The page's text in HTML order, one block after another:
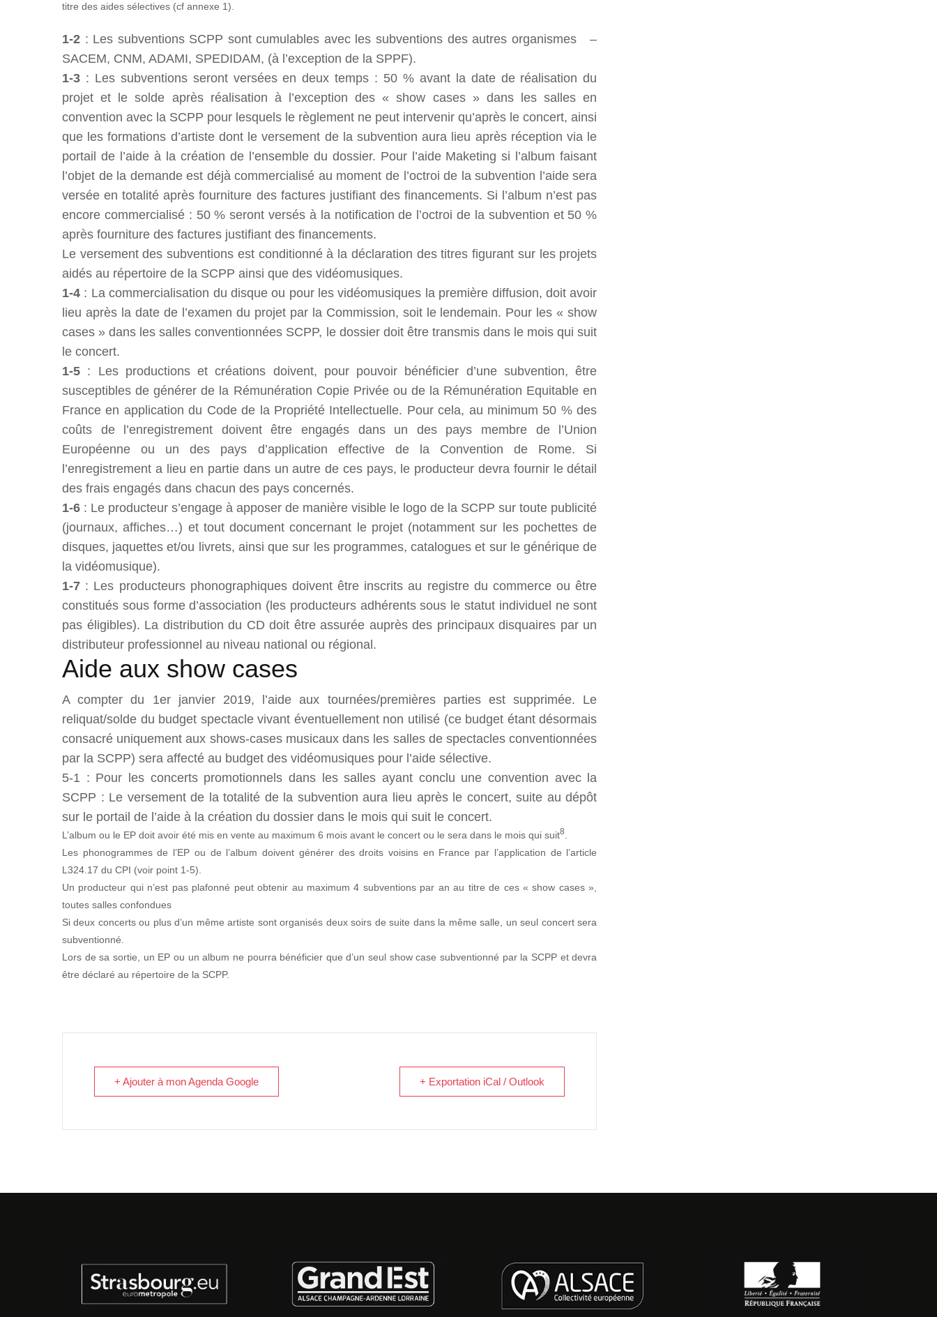
titre des aides sélectives (cf annexe 1).
1-2 : Les subventions SCPP sont cumulables avec les subventions des autres organismes –
SACEM, CNM, ADAMI, SPEDIDAM, (à l’exception de la SPPF).
1-3 : Les subventions seront versées en deux temps : 50 % avant la date de réalisation du
projet et le solde après réalisation à l’exception des « show cases » dans les salles en
convention avec la SCPP pour lesquels le règlement ne peut intervenir qu’après le concert, ainsi
que les formations d’artiste dont le versement de la subvention aura lieu après réception via le
portail de l’aide à la création de l’ensemble du dossier. Pour l’aide Maketing si l’album faisant
l’objet de la demande est déjà commercialisé au moment de l’octroi de la subvention l’aide sera
versée en totalité après fourniture des factures justifiant des financements. Si l’album n’est pas
encore commercialisé : 50 % seront versés à la notification de l’octroi de la subvention et 50 %
après fourniture des factures justifiant des financements.
Le versement des subventions est conditionné à la déclaration des titres figurant sur les projets
aidés au répertoire de la SCPP ainsi que des vidéomusiques.
1-4 : La commercialisation du disque ou pour les vidéomusiques la première diffusion, doit avoir
lieu après la date de l’examen du projet par la Commission, soit le lendemain. Pour les « show
cases » dans les salles conventionnées SCPP, le dossier doit être transmis dans le mois qui suit
le concert.
1-5 : Les productions et créations doivent, pour pouvoir bénéficier d’une subvention, être
susceptibles de générer de la Rémunération Copie Privée ou de la Rémunération Equitable en
France en application du Code de la Propriété Intellectuelle. Pour cela, au minimum 50 % des
coûts de l’enregistrement doivent être engagés dans un des pays membre de l’Union
Européenne ou un des pays d’application effective de la Convention de Rome. Si
l’enregistrement a lieu en partie dans un autre de ces pays, le producteur devra fournir le détail
des frais engagés dans chacun des pays concernés.
1-6 : Le producteur s’engage à apposer de manière visible le logo de la SCPP sur toute publicité
(journaux, affiches…) et tout document concernant le projet (notamment sur les pochettes de
disques, jaquettes et/ou livrets, ainsi que sur les programmes, catalogues et sur le générique de
la vidéomusique).
1-7 : Les producteurs phonographiques doivent être inscrits au registre du commerce ou être
constitués sous forme d’association (les producteurs adhérents sous le statut individuel ne sont
pas éligibles). La distribution du CD doit être assurée auprès des principaux disquaires par un
distributeur professionnel au niveau national ou régional.
Aide aux show cases
A compter du 1er janvier 2019, l’aide aux tournées/premières parties est supprimée. Le
reliquat/solde du budget spectacle vivant éventuellement non utilisé (ce budget étant désormais
consacré uniquement aux shows-cases musicaux dans les salles de spectacles conventionnées
par la SCPP) sera affecté au budget des vidéomusiques pour l’aide sélective.
5-1 : Pour les concerts promotionnels dans les salles ayant conclu une convention avec la
SCPP : Le versement de la totalité de la subvention aura lieu après le concert, suite au dépôt
sur le portail de l’aide à la création du dossier dans le mois qui suit le concert.
L’album ou le EP doit avoir été mis en vente au maximum 6 mois avant le concert ou le sera dans le mois qui suit8
Les phonogrammes de l’EP ou de l’album doivent générer des droits voisins en France par l’application de l’article
L324.17 du CPI (voir point 1-5).
Un producteur qui n’est pas plafonné peut obtenir au maximum 4 subventions par an au titre de ces « show cases »,
toutes salles confondues
Si deux concerts ou plus d’un même artiste sont organisés deux soirs de suite dans la même salle, un seul concert sera
subventionné.
Lors de sa sortie, un EP ou un album ne pourra bénéficier que d’un seul show case subventionné par la SCPP et devra
être déclaré au répertoire de la SCPP.
+ Ajouter à mon Agenda Google + Exportation iCal / Outlook